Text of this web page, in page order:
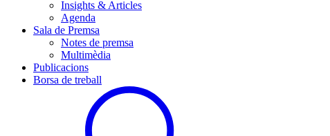
Insights & Articles
Agenda
Sala de Premsa
Notes de premsa
Multimèdia
Publicacions
Borsa de treball